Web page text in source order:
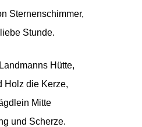
Sternenschimmer,
Stunde.
Hütte,
Holz die Kerze,
Mitte
und Scherze.